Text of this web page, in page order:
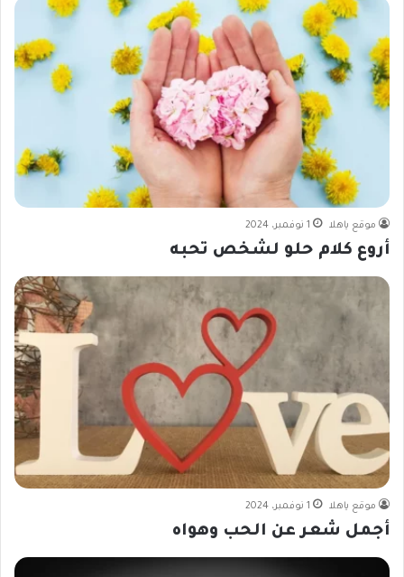
موقع ياهلا 1 نوفمبر، 2024
أروع كلام حلو لشخص تحبه
موقع ياهلا 1 نوفمبر، 2024
أجمل شعر عن الحب وهواه